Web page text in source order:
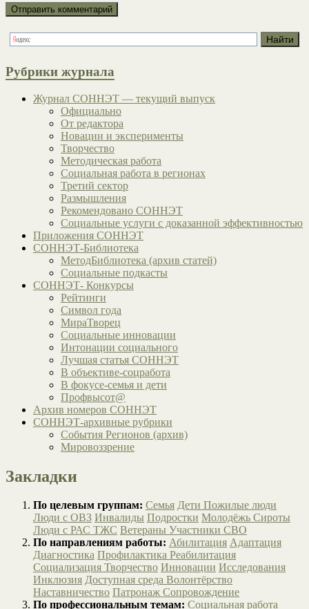
Рубрики журнала
Журнал СОННЭТ — текущий выпуск
Официально
От редактора
Новации и эксперименты
Творчество
Методическая работа
Социальная работа в регионах
Третий сектор
Размышления
Рекомендовано СОННЭТ
Социальные услуги с доказанной эффективностью
Приложения СОННЭТ
СОННЭТ-Библиотека
МетодБиблиотека (архив статей)
Социальные подкасты
СОННЭТ- Конкурсы
Рейтинги
Символ года
МираТворец
Социальные инновации
Интонации социального
Лучшая статья СОННЭТ
В объективе-соцработа
В фокусе-семья и дети
Профвысот@
Архив номеров СОННЭТ
СОННЭТ-архивные рубрики
События Регионов (архив)
Мировоззрение
Закладки
По целевым группам: Семья Дети Пожилые люди
Люди с ОВЗ Инвалиды Подростки Молодёжь Сироты
Люди с РАС ТЖС Ветераны Участники СВО
По направлениям работы: Абилитация Адаптация
Диагностика Профилактика Реабилитация
Социализация Творчество Инновации Исследования
Инклюзия Доступная среда Волонтёрство
Наставничество Патронаж Сопровождение
По профессиональным темам: Социальная работа